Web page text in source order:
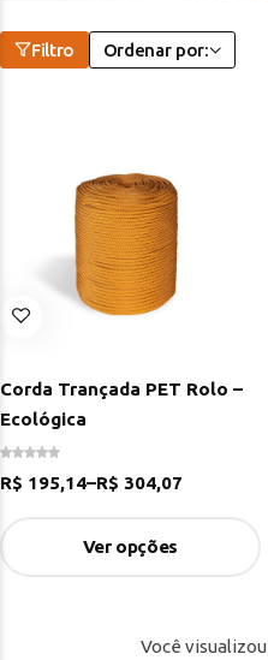
Filtro Ordenar por:
Corda Trançada PET Rolo –
Ecológica
R$ 195,14–R$ 304,07
Ver opções
Você visualizou